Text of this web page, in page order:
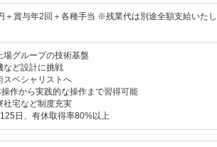
＋賞与年2回＋各種手当 ※残業代は別途全額支給いた
グループの技術基盤
ど設計に挑戦
ペシャリストへ
作から実践的な操作まで習得可能
宅など制度充実
日、有休取得率80%以上